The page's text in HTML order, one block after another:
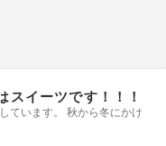
スイーツです！！！
ています。 秋から冬にかけ